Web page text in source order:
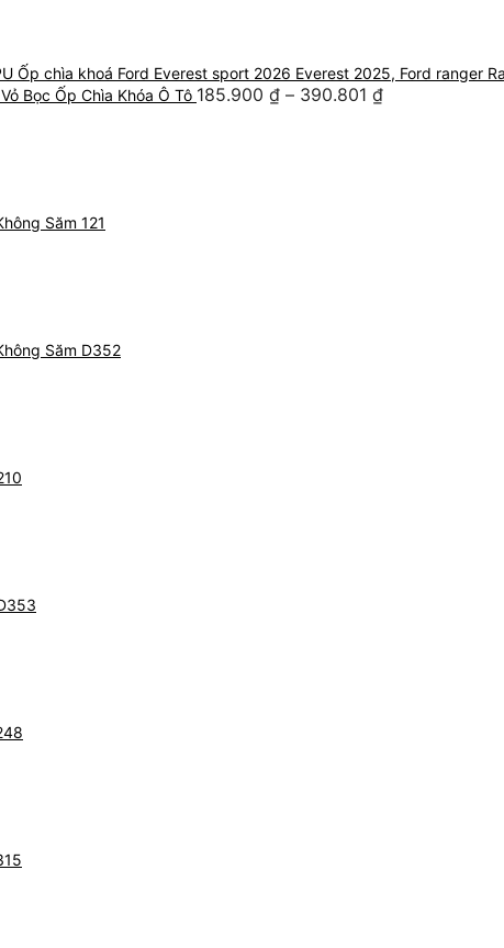
Ốp chìa khoá Ford Everest sport 2026 Everest 2025, Ford ranger
Bọc Ốp Chìa Khóa Ô Tô 185.900 ₫ – 390.801 ₫
Săm 121
Săm D352